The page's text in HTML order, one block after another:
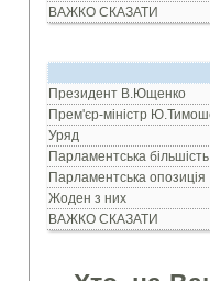
ВАЖКО СКАЗАТИ
Президент В.Ющенко
Прем'єр-мiнiстр
Уряд
Парламентська бiльшiсть
Парламентська опозицiя
Жоден з них
ВАЖКО СКАЗАТИ